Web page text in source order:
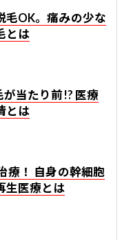
毛OK。痛みの少な
とは
当たり前!? 医療
とは
療！ 自身の幹細胞
生医療とは